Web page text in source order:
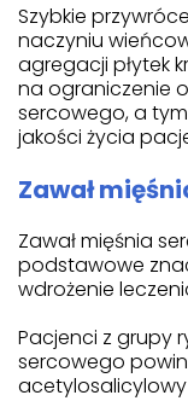
Szybkie
naczyniu
agregacji płytek
na ograniczenie
sercowego, a
jakości życia
Zawał
Zawał mięśnia
podstawowe
wdrożenie
Pacjenci z grupy
sercowego